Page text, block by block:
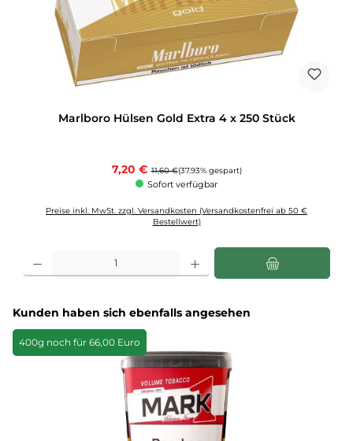
Marlboro Hülsen Gold Extra 4 x 250 Stück
Verkaufspreis:
7,20 € Regulärer Preis:
11,60 €(37.93% gespart)
Sofort verfügbar
Preise inkl. MwSt. zzgl. Versandkosten (Versandkostenfrei ab 50 €
Bestellwert)
Produktgalerie überspringen
Kunden haben sich ebenfalls angesehen
400g noch für 66,00 Euro